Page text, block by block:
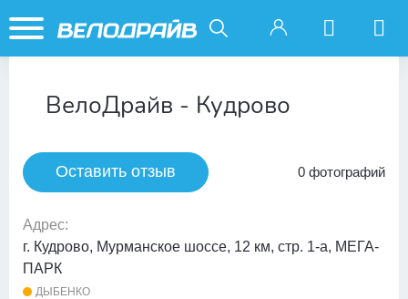
ВелоДрайв - Кудрово
Оставить отзыв 0 фотографий
Адрес:
г. Кудрово, Мурманское шоссе, 12 км, стр. 1-а, МЕГА-
ПАРК
ДЫБЕНКО